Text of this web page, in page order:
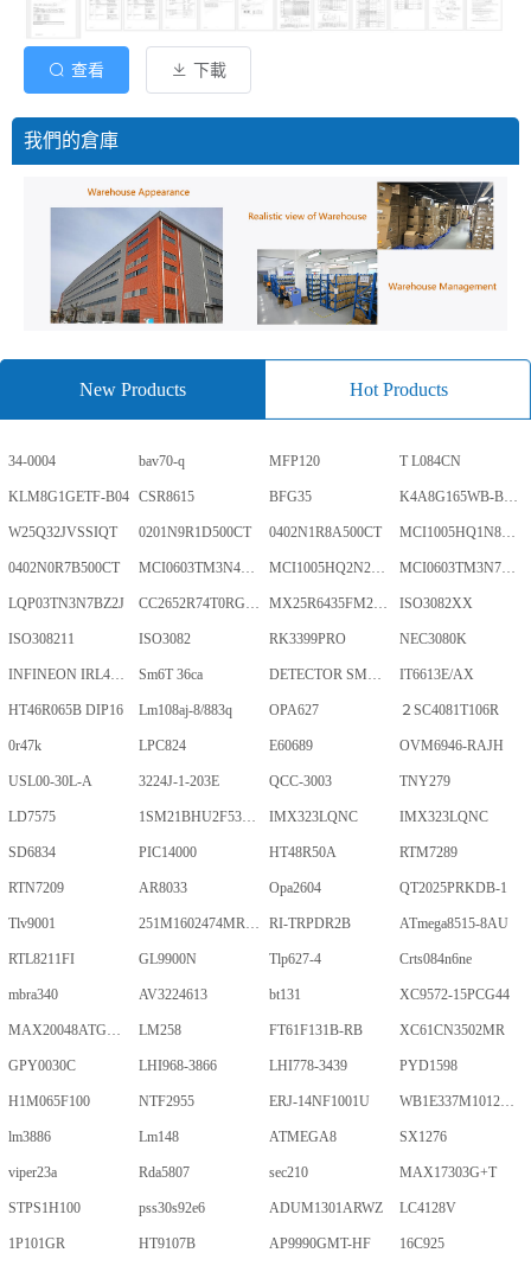
查看 下載
我們的倉庫
New Products Hot Products
34-0004 bav70-q MFP120 T L084CN
KLM8G1GETF-B04 CSR8615 BFG35 K4A8G165WB-BCWE
W25Q32JVSSIQT 0201N9R1D500CT 0402N1R8A500CT MCI1005HQ1N8SHBP
0402N0R7B500CT MCI0603TM3N4BHBP MCI1005HQ2N2BHBP MCI0603TM3N7BHBP
LQP03TN3N7BZ2J CC2652R74T0RGZR MX25R6435FM2IL0TR ISO3082XX
ISO308211 ISO3082 RK3399PRO NEC3080K
INFINEON IRL40SC228 Sm6T 36ca DETECTOR SMD,HT7024A-1,3%,SOT-89 IT6613E/AX
HT46R065B DIP16 Lm108aj-8/883q OPA627 ２SC4081T106R
0r47k LPC824 E60689 OVM6946-RAJH
USL00-30L-A 3224J-1-203E QCC-3003 TNY279
LD7575 1SM21BHU2F53E2VGNE IMX323LQNC IMX323LQNC
SD6834 PIC14000 HT48R50A RTM7289
RTN7209 AR8033 Opa2604 QT2025PRKDB-1
Tlv9001 251M1602474MR09M RI-TRPDR2B ATmega8515-8AU
RTL8211FI GL9900N Tlp627-4 Crts084n6ne
mbra340 AV3224613 bt131 XC9572-15PCG44
MAX20048ATGA/VY+ LM258 FT61F131B-RB XC61CN3502MR
GPY0030C LHI968-3866 LHI778-3439 PYD1598
H1M065F100 NTF2955 ERJ-14NF1001U WB1E337M1012MPA
lm3886 Lm148 ATMEGA8 SX1276
viper23a Rda5807 sec210 MAX17303G+T
STPS1H100 pss30s92e6 ADUM1301ARWZ LC4128V
1P101GR HT9107B AP9990GMT-HF 16C925